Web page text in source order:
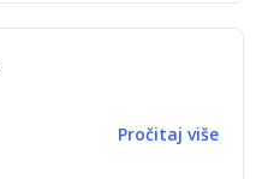
Pročitaj više